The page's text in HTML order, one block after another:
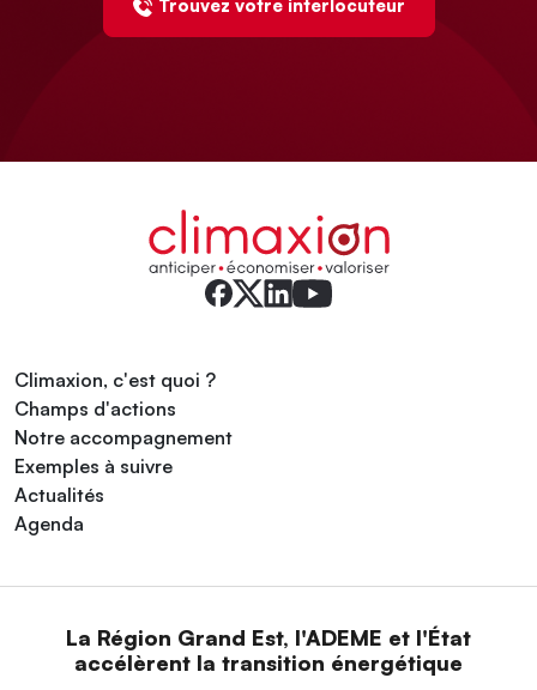
Trouvez votre interlocuteur
Climaxion, c'est quoi ?
Champs d'actions
Notre accompagnement
Exemples à suivre
Actualités
Agenda
La Région Grand Est, l'ADEME et l'État
accélèrent la transition énergétique